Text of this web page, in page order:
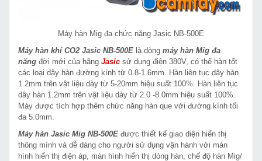
Máy hàn Mig đa chức năng Jasic NB-500E
Máy hàn khí CO2 Jasic NB-500E là dòng máy hàn Mig đa
năng đời mới của hãng Jasic sử dụng điện 380V, có thể hàn tốt
các loại dây hàn đường kính từ 0.8-1.6mm. Hàn liên tục dây hàn
1.2mm trên vật liệu dày từ 5-20mm hiệu suất 100%. Hàn liên tục
dây hàn 1.2mm trên vật liệu dày từ 2.0 -8.0mm hiệu suất 100%.
Máy được tích hợp thêm chức năng hàn que với đường kính tối
đa 5.0mm.
Máy hàn Jasic Mig NB-500E được thiết kế giao diện hiển thị
thông mình và dễ dàng cho người sử dụng vận hành với màn
hình hiển thị điện áp, màn hình hiển thị dòng hàn, chế độ hàn Mig/